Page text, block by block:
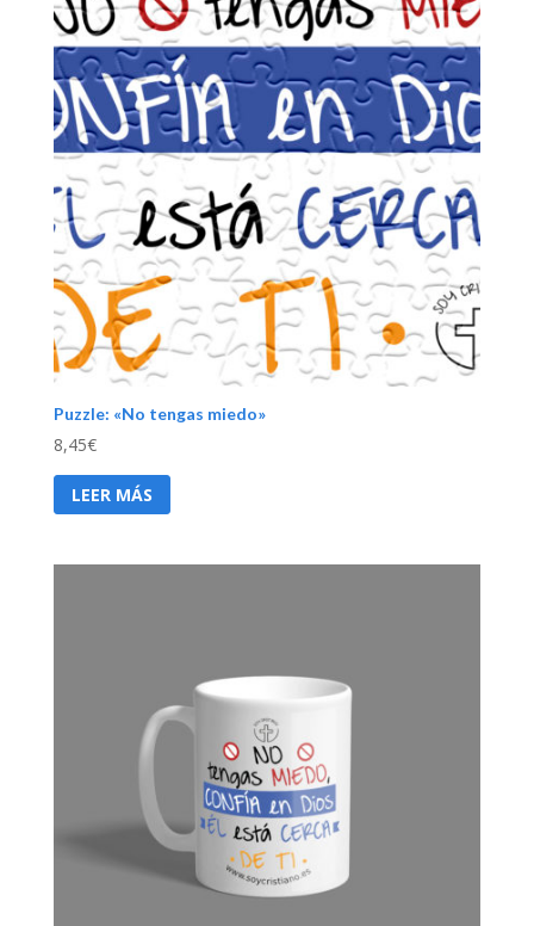
Puzzle: «No tengas miedo»
8,45€
LEER MÁS